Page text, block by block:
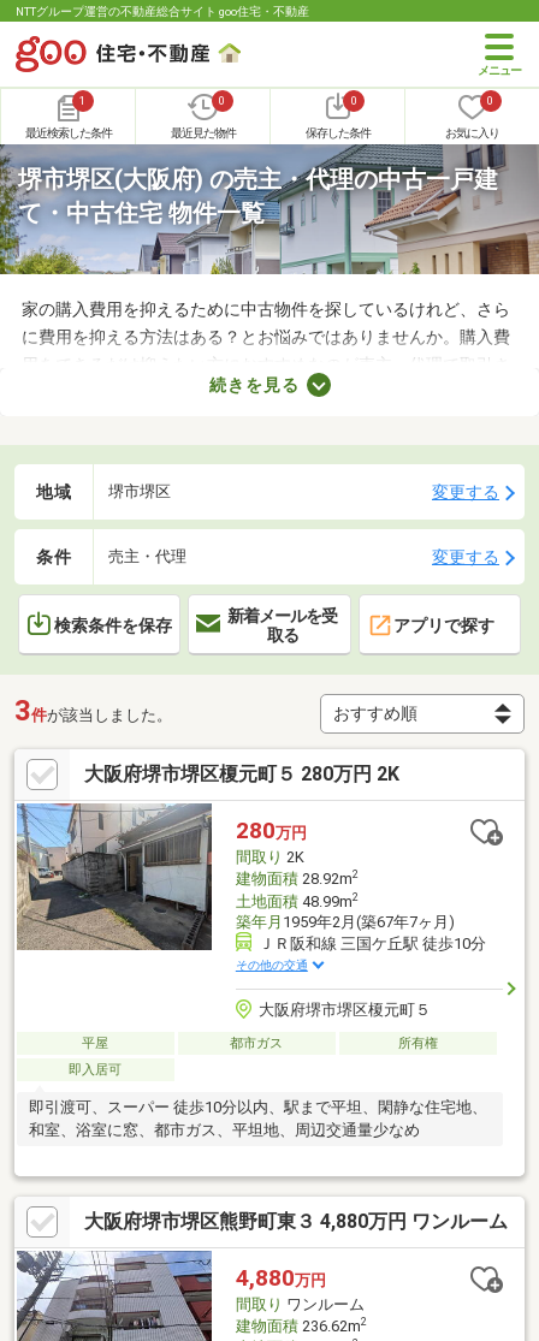
NTTグループ運営の不動産総合サイト goo住宅・不動産
1
最近検索した条件
0
最近見た物件
0
保存した条件
0
お気に入り
堺市堺区(大阪府) の売主・代理の中古一戸建
て・中古住宅 物件一覧
家の購入費用を抑えるために中古物件を探しているけれど、さら
に費用を抑える方法はある？とお悩みではありませんか。購入費
用をできるだけ抑えたい方におすすめなのが売主・代理で取引さ
れる物件です。不動産会社への仲介手数料が発生しないので、購
古の一戸建て物件を紹介します。
続きを見る
地域 堺市堺区 変更する
条件 売主・代理 変更する
検索条件を保存
新着メールを受
取る
アプリで探す
3件が該当しました。
大阪府堺市堺区榎元町５ 280万円 2K
280万円
間取り 2K
建物面積28.92m2
土地面積48.99m2
築年月 1959年2月(築67年7ヶ月)
ＪＲ阪和線 三国ケ丘駅 徒歩10分
その他の交通
大阪府堺市堺区榎元町５
平屋 都市ガス
所有権
即入居可
即引渡可、スーパー 徒歩10分以内、駅まで平坦、閑静な住宅地、
和室、浴室に窓、都市ガス、平坦地、周辺交通量少なめ
大阪府堺市堺区熊野町東３ 4,880万円 ワンルーム
4,880万円
間取り ワンルーム
建物面積236.62m2